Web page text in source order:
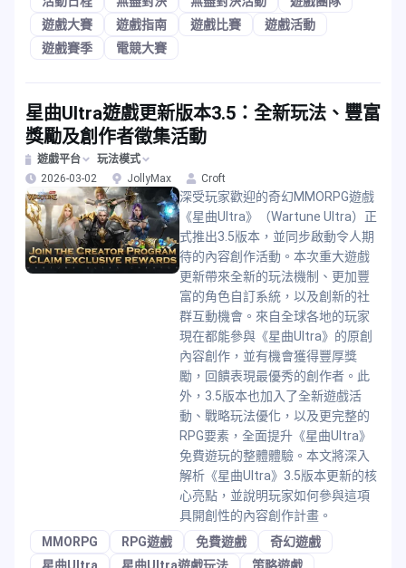
遊戲大賽
遊戲指南 遊戲比賽
遊戲活動
遊戲賽季
電競大賽
星曲Ultra遊戲更新版本3.5：全新玩法、豐富
獎勵及創作者徵集活動
遊戲平台
玩法模式
2026-03-02
JollyMax Croft
深受玩家歡迎的奇幻MMORPG遊戲
《星曲Ultra》（Wartune Ultra）正
式推出3.5版本，並同步啟動令人期
待的內容創作活動。本次重大遊戲
更新帶來全新的玩法機制、更加豐
富的角色自訂系統，以及創新的社
群互動機會。來自全球各地的玩家
現在都能參與《星曲Ultra》的原創
內容創作，並有機會獲得豐厚獎
勵，回饋表現最優秀的創作者。此
外，3.5版本也加入了全新遊戲活
動、戰略玩法優化，以及更完整的
RPG要素，全面提升《星曲Ultra》
免費遊玩的整體體驗。本文將深入
解析《星曲Ultra》3.5版本更新的核
心亮點，並說明玩家如何參與這項
具開創性的內容創作計畫。
MMORPG
RPG遊戲 免費遊戲
奇幻遊戲